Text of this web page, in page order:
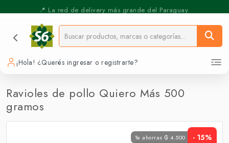
📍 La red de delivery más grande del Paraguay.
⚡️ Pickup Express - Retirás en 30 min.
¡Hola! ¿Querés ingresar o registrarte?
Ravioles de pollo Quiero Más 500
gramos
Te ahorras ₲ 4.500 - 15%